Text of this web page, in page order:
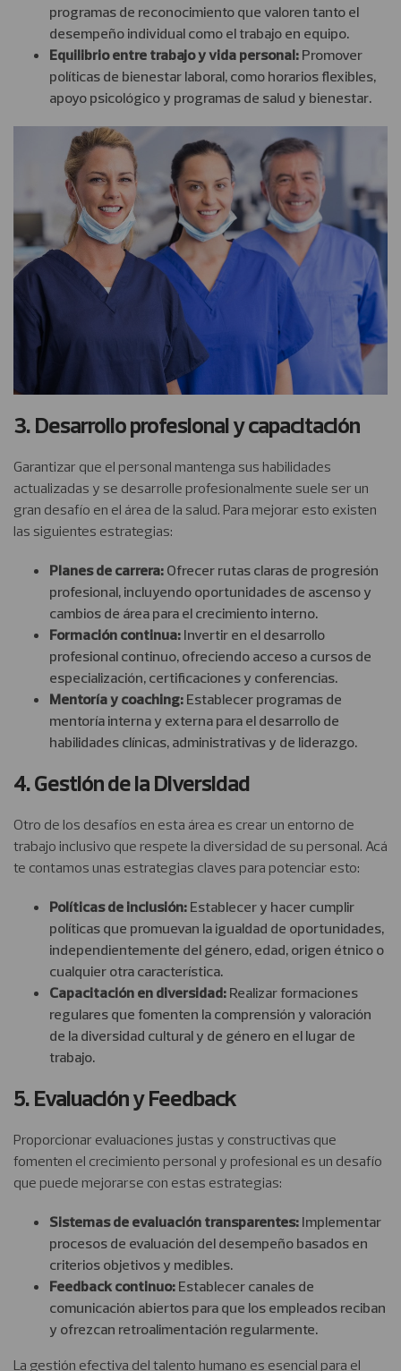
programas de reconocimiento que valoren tanto el
desempeño individual como el trabajo en equipo.
Equilibrio entre trabajo y vida personal: Promover
políticas de bienestar laboral, como horarios flexibles,
apoyo psicológico y programas de salud y bienestar.
3. Desarrollo profesional y capacitación
Garantizar que el personal mantenga sus habilidades
actualizadas y se desarrolle profesionalmente suele ser un
gran desafío en el área de la salud. Para mejorar esto existen
las siguientes estrategias:
Planes de carrera: Ofrecer rutas claras de progresión
profesional, incluyendo oportunidades de ascenso y
cambios de área para el crecimiento interno.
Formación continua: Invertir en el desarrollo
profesional continuo, ofreciendo acceso a cursos de
especialización, certificaciones y conferencias.
Mentoría y coaching: Establecer programas de
mentoría interna y externa para el desarrollo de
habilidades clínicas, administrativas y de liderazgo.
4. Gestión de la Diversidad
Otro de los desafíos en esta área es crear un entorno de
trabajo inclusivo que respete la diversidad de su personal. Acá
te contamos unas estrategias claves para potenciar esto:
Políticas de inclusión: Establecer y hacer cumplir
políticas que promuevan la igualdad de oportunidades,
independientemente del género, edad, origen étnico o
cualquier otra característica.
Capacitación en diversidad: Realizar formaciones
regulares que fomenten la comprensión y valoración
de la diversidad cultural y de género en el lugar de
trabajo.
5. Evaluación y Feedback
Proporcionar evaluaciones justas y constructivas que
fomenten el crecimiento personal y profesional es un desafío
que puede mejorarse con estas estrategias:
Sistemas de evaluación transparentes: Implementar
procesos de evaluación del desempeño basados en
criterios objetivos y medibles.
Feedback continuo: Establecer canales de
comunicación abiertos para que los empleados reciban
y ofrezcan retroalimentación regularmente.
La gestión efectiva del talento humano es esencial para el